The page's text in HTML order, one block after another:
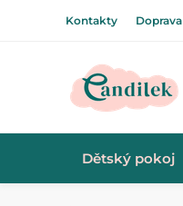
Kontakty Doprava
Dětský pokoj